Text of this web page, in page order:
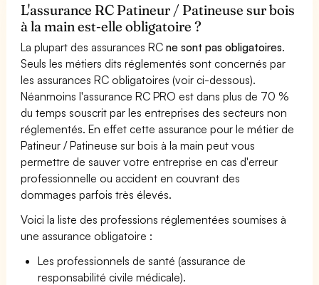
L'assurance RC Patineur / Patineuse sur bois
à la main est-elle obligatoire ?
La plupart des assurances RCne sont pas obligatoires.
Seuls les métiers dits réglementés sont concernés par
les assurances RC obligatoires (voir ci-dessous).
Néanmoins l'assurance RC PRO est dans plus de 70 %
du temps souscrit par les entreprises des secteurs non
réglementés. En effet cette assurance pour le métier de
Patineur / Patineuse sur bois à la main peut vous
permettre de sauver votre entreprise en cas d'erreur
professionnelle ou accident en couvrant des
dommages parfois très élevés.
Voici la liste des professions réglementées soumises à
une assurance obligatoire :
Les professionnels de santé (assurance de
responsabilité civile médicale).